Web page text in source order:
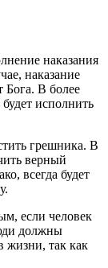
наказания
наказание
Бога. В более
исполнить
грешника. В
верный
всегда будет
если человек
должны
жизни, так как